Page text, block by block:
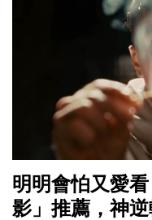
明明會怕又愛
影」推薦，神